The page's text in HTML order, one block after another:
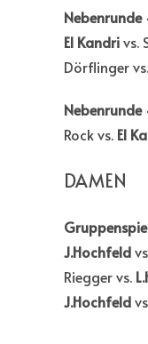
El Kandrivs.
Dörflinger vs.
Nebenrunde
Rock vs. El
DAMEN
J.Hochfeld
Riegger vs.
J.Hochfeld